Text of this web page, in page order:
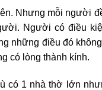
Nhưng mỗi người
Người có điều
những điều đó
có lòng thành kính.
có 1 nhà thờ lớn